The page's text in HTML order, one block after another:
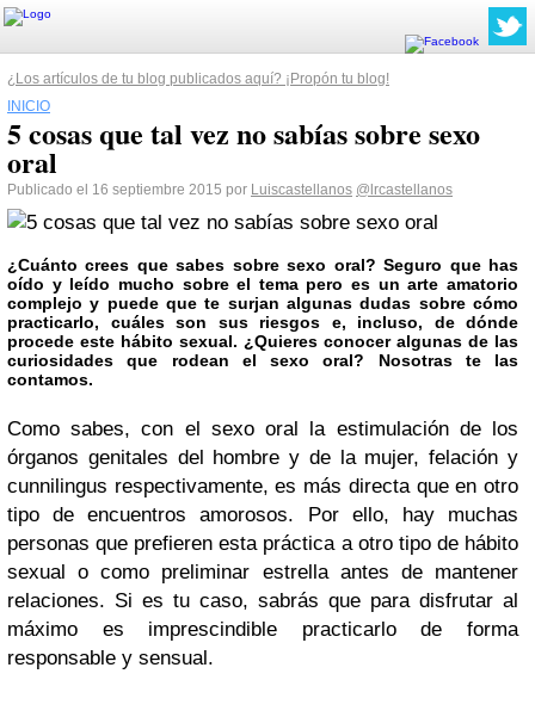
¿Los artículos de tu blog publicados aquí? ¡Propón tu blog!
INICIO
5 cosas que tal vez no sabías sobre sexo
oral
Publicado el 16 septiembre 2015 por Luiscastellanos @lrcastellanos
¿Cuánto crees que sabes sobre sexo oral? Seguro que has
oído y leído mucho sobre el tema pero es un arte amatorio
complejo y puede que te surjan algunas dudas sobre cómo
practicarlo, cuáles son sus riesgos e, incluso, de dónde
procede este hábito sexual. ¿Quieres conocer algunas de las
curiosidades que rodean el sexo oral? Nosotras te las
contamos.
Como sabes, con el sexo oral la estimulación de los
órganos genitales del hombre y de la mujer, felación y
cunnilingus respectivamente, es más directa que en otro
tipo de encuentros amorosos. Por ello, hay muchas
personas que prefieren esta práctica a otro tipo de hábito
sexual o como preliminar estrella antes de mantener
relaciones. Si es tu caso, sabrás que para disfrutar al
máximo es imprescindible practicarlo de forma
responsable y sensual.